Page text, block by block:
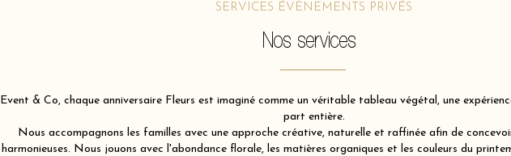
SERVICES ÉVÈNEMENTS PRIVÉS
Nos services
Event & Co, chaque anniversaire Fleurs est imaginé comme un véritable tableau végétal, une
part entière.
Nous accompagnons les familles avec une approche créative, naturelle et raffinée afin de
harmonieuses. Nous jouons avec l'abondance florale, les matières organiques et les couleurs du